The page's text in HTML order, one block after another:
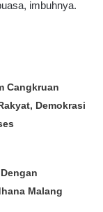
imbuhnya.
Cangkruan
Demokrasi
Malang